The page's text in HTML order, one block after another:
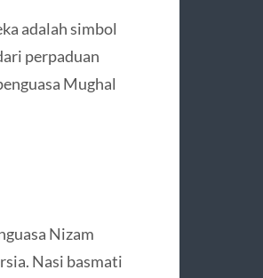
adalah simbol
perpaduan
Mughal
Nizam
Nasi basmati